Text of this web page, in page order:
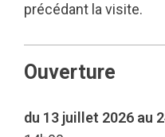
précédant la visite.
Ouverture
du 13 juillet 2026 au